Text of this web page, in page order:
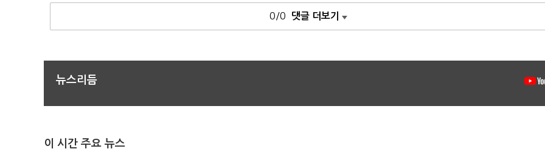
0/0 댓글 더보기
뉴스리듬
이 시간 주요 뉴스